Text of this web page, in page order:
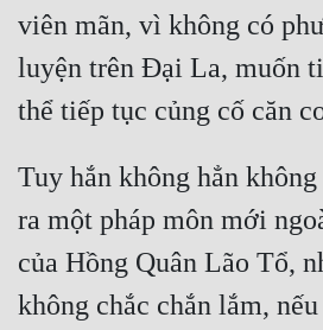
viên mãn, vì không có
luyện trên Đại La, muốn
Tuy hắn không hẳn
ra một pháp môn mới
của Hồng Quân Lão Tổ,
không chắc chắn lắm,